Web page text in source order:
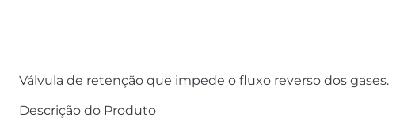
Válvula de retenção que impede o fluxo reverso dos gases.
Descrição do Produto